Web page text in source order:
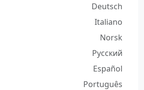
Deutsch
Italiano
Norsk
Русский
Español
Português